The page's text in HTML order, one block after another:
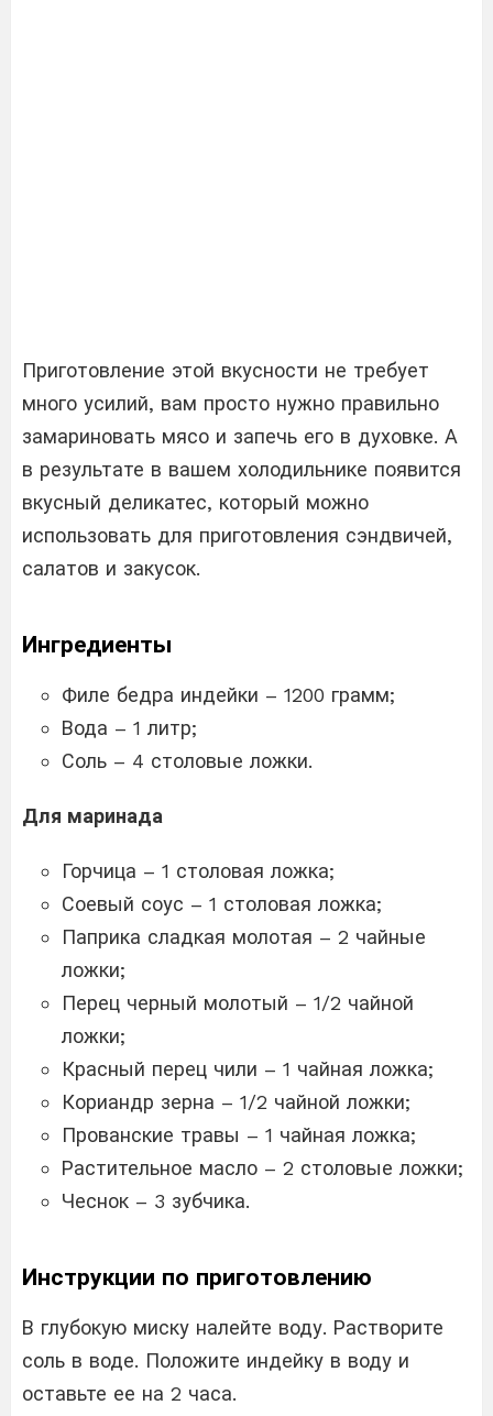
Приготовление этой вкусности не требует
много усилий, вам просто нужно правильно
замариновать мясо и запечь его в духовке. А
в результате в вашем холодильнике появится
вкусный деликатес, который можно
использовать для приготовления сэндвичей,
салатов и закусок.
Ингредиенты
Филе бедра индейки – 1200 грамм;
Вода – 1 литр;
Соль – 4 столовые ложки.
Для маринада
Горчица – 1 столовая ложка;
Соевый соус – 1 столовая ложка;
Паприка сладкая молотая – 2 чайные
ложки;
Перец черный молотый – 1/2 чайной
ложки;
Красный перец чили – 1 чайная ложка;
Кориандр зерна – 1/2 чайной ложки;
Прованские травы – 1 чайная ложка;
Растительное масло – 2 столовые ложки;
Чеснок – 3 зубчика.
Инструкции по приготовлению
В глубокую миску налейте воду. Растворите
соль в воде. Положите индейку в воду и
оставьте ее на 2 часа.